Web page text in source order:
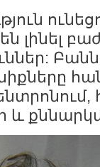
լինել
Բանն
և